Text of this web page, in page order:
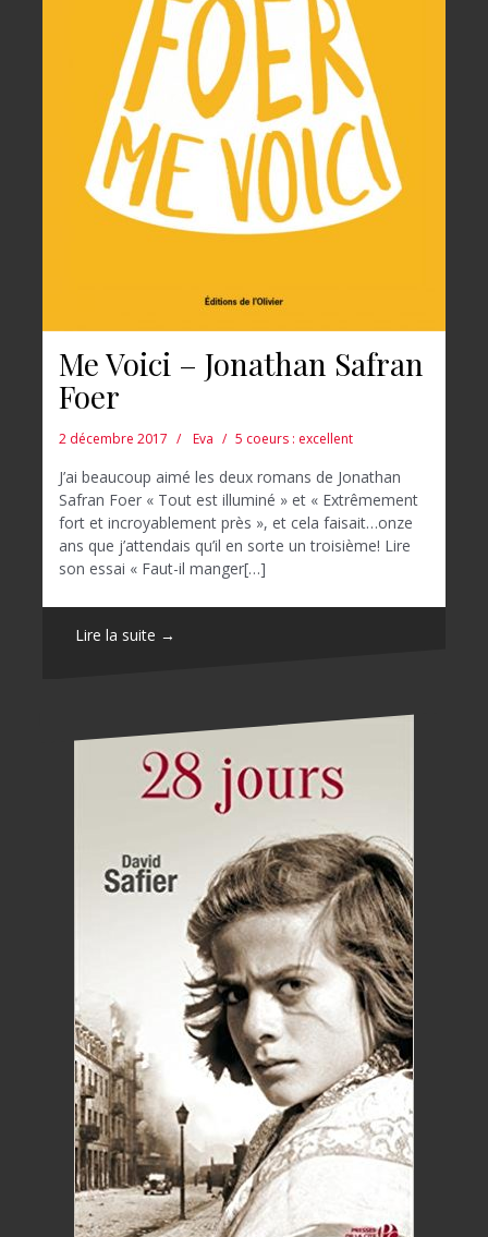
Me Voici – Jonathan Safran
Foer
2 décembre 2017 Eva 5 coeurs : excellent
J’ai beaucoup aimé les deux romans de Jonathan
Safran Foer « Tout est illuminé » et « Extrêmement
fort et incroyablement près », et cela faisait…onze
ans que j’attendais qu’il en sorte un troisième! Lire
son essai « Faut-il manger[…]
Lire la suite →